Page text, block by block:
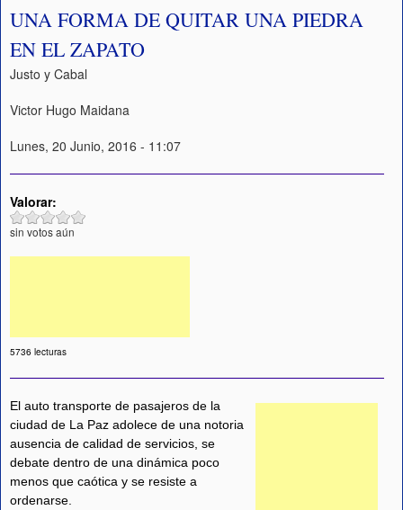
UNA FORMA DE QUITAR UNA PIEDRA
EN EL ZAPATO
Justo y Cabal
Victor Hugo Maidana
Lunes, 20 Junio, 2016 - 11:07
Valorar:
sin votos aún
5736 lecturas
El auto transporte de pasajeros de la
ciudad de La Paz adolece de una notoria
ausencia de calidad de servicios, se
debate dentro de una dinámica poco
menos que caótica y se resiste a
ordenarse.